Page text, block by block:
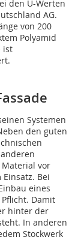
den U-Werten
AG.
von 200
Polyamid
ist
Systemen
den guten
vor
Bei
eines
Damit
hinter der
In anderen
Stockwerk